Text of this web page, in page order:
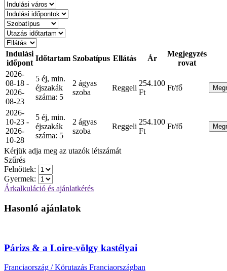
Indulási
időpont
Időtartam Szobatípus Ellátás Ár
Megjegyzés
rovat
2026-
08-18 -
2026-
08-23
5 éj, min.
éjszakák
száma: 5
2 ágyas
szoba
Reggeli
254.100
Ft
Ft/fő
2026-
10-23 -
2026-
10-28
5 éj, min.
éjszakák
száma: 5
2 ágyas
szoba
Reggeli
254.100
Ft
Ft/fő
Kérjük adja meg az utazók létszámát
Szűrés
Felnőttek:
Gyermek:
Árkalkuláció és ajánlatkérés
Hasonló ajánlatok
Párizs & a Loire-völgy kastélyai
Franciaország / Körutazás Franciaországban